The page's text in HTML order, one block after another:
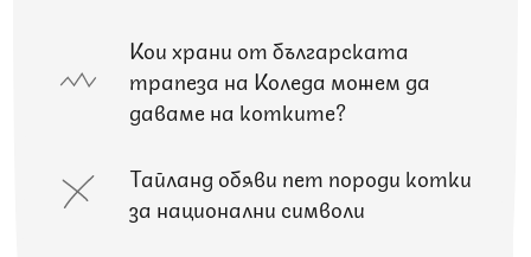
Кои храни от българската
трапеза на Коледа можем да
даваме на котките?
Тайланд обяви пет породи котки
за национални символи